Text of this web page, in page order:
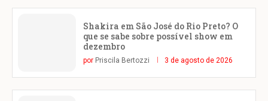
Shakira em São José do Rio Preto? O
que se sabe sobre possível show em
dezembro
por Priscila Bertozzi 3 de agosto de 2026